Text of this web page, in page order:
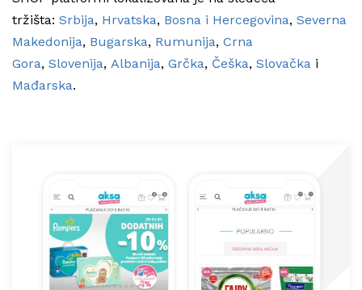
tržišta: Srbija, Hrvatska, Bosna i Hercegovina, Severna
Makedonija, Bugarska, Rumunija, Crna
Gora, Slovenija, Albanija, Grčka, Češka, Slovačka i
Mađarska.